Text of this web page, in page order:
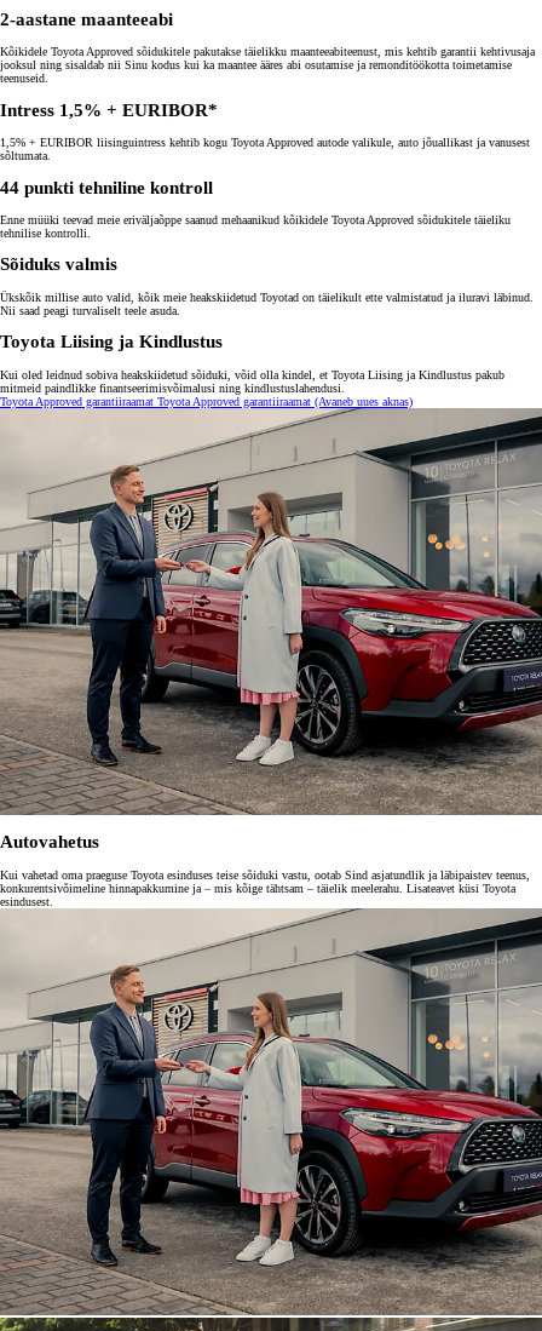
2-aastane maanteeabi
Kõikidele Toyota Approved sõidukitele pakutakse täielikku maanteeabiteenust, mis kehtib garantii kehtivusaja
jooksul ning sisaldab nii Sinu kodus kui ka maantee ääres abi osutamise ja remonditöökotta toimetamise
teenuseid.
Intress 1,5% + EURIBOR*
1,5% + EURIBOR liisinguintress kehtib kogu Toyota Approved autode valikule, auto jõuallikast ja vanusest
sõltumata.
44 punkti tehniline kontroll
Enne müüki teevad meie eriväljaõppe saanud mehaanikud kõikidele Toyota Approved sõidukitele täieliku
tehnilise kontrolli.
Sõiduks valmis
Ükskõik millise auto valid, kõik meie heakskiidetud Toyotad on täielikult ette valmistatud ja iluravi läbinud.
Nii saad peagi turvaliselt teele asuda.
Toyota Liising ja Kindlustus
Kui oled leidnud sobiva heakskiidetud sõiduki, võid olla kindel, et Toyota Liising ja Kindlustus pakub
mitmeid paindlikke finantseerimisvõimalusi ning kindlustuslahendusi.
Toyota Approved garantiiraamat Toyota Approved garantiiraamat (Avaneb uues aknas)
Autovahetus
Kui vahetad oma praeguse Toyota esinduses teise sõiduki vastu, ootab Sind asjatundlik ja läbipaistev teenus,
konkurentsivõimeline hinnapakkumine ja – mis kõige tähtsam – täielik meelerahu. Lisateavet küsi Toyota
esindusest.